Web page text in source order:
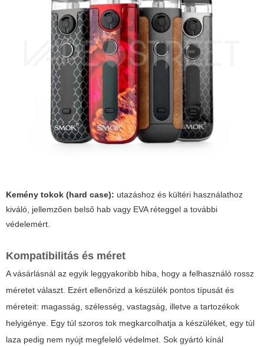
Kemény tokok (hard case): utazáshoz és kültéri használathoz
kiváló, jellemzően belső hab vagy EVA réteggel a további
védelemért.
Kompatibilitás és méret
A vásárlásnál az egyik leggyakoribb hiba, hogy a felhasználó rossz
méretet választ. Ezért ellenőrizd a készülék pontos típusát és
méreteit: magasság, szélesség, vastagság, illetve a tartozékok
helyigénye. Egy túl szoros tok megkarcolhatja a készüléket, egy túl
laza pedig nem nyújt megfelelő védelmet. Sok gyártó kínál